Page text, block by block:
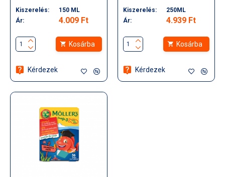
Kiszerelés:
150 ML
Ár:
4.009 Ft
Kosárba
Kérdezek
Kiszerelés:
250ML
Ár:
4.939 Ft
Kosárba
Kérdezek